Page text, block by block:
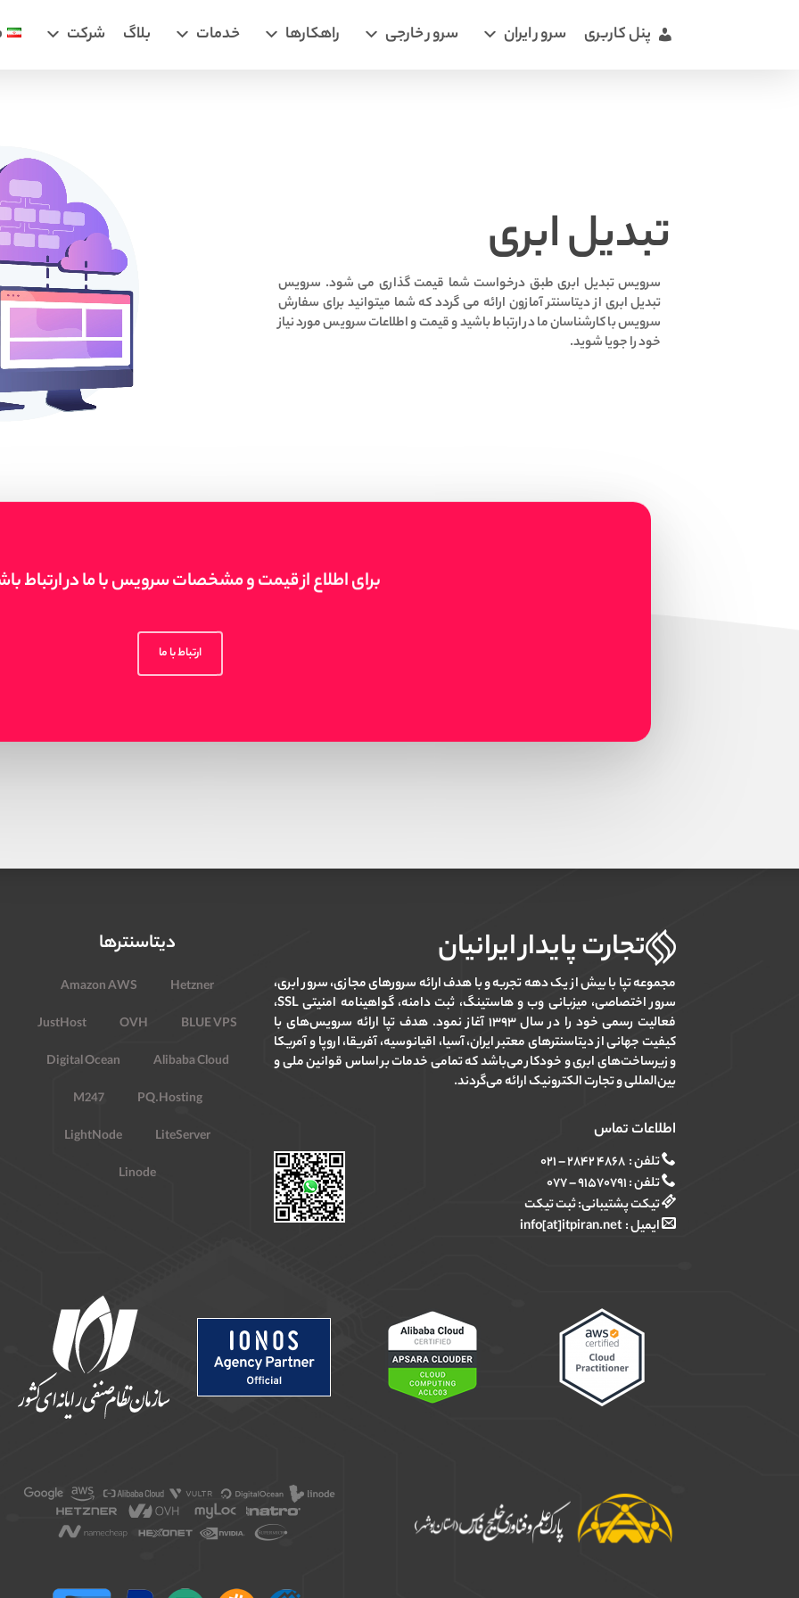
پنل کاربری سرور ایران سرور خارجی راهکارها خدمات بلاگ شرکت
تبدیل ابری
سرویس تبدیل ابری طبق درخواست شما قیمت گذاری می شود. سرویس
تبدیل ابری از دیتاسنتر آمازون ارائه می گردد که شما میتوانید برای سفارش
سرویس با کارشناسان ما در ارتباط باشید و قیمت و اطلاعات سرویس مورد نیاز
خود را جویا شوید.
برای اطلاع از قیمت و مشخصات سرویس با ما در ارتباط
ارتباط با ما
دیتاسنترها
Amazon AWS
Hetzner
JustHost
OVH
BLUE VPS
Digital Ocean
Alibaba Cloud
M247
PQ.Hosting
LightNode
LiteServer
Linode
تجارت پایدار ایرانیان
مجموعه تپا با بیش از یک دهه تجربه و با هدف ارائه سرورهای مجازی، سرور ابری،
سرور اختصاصی، میزبانی وب و هاستینگ، ثبت دامنه، گواهینامه امنیتی SSL،
فعالیت رسمی خود را در سال ۱۳۹۳ آغاز نمود. هدف تپا ارائه سرویس‌های با
کیفیت جهانی از دیتاسنترهای معتبر ایران، آسیا، اقیانوسیه، آفریقا، اروپا و آمریکا
و زیرساخت‌های ابری و خودکار می‌باشد که تمامی خدمات بر اساس قوانین ملی و
بین‌المللی و تجارت الکترونیک ارائه می‌گردند.
اطلاعات تماس
تلفن : ۴۸۶۸ ۲۸۴۲ – ۰۲۱
تلفن :۹۱۵۷۰۷۹۱ – ۰۷۷
تیکت پشتیبانی:ثبت تیکت
ایمیل : info[at]itpiran.net